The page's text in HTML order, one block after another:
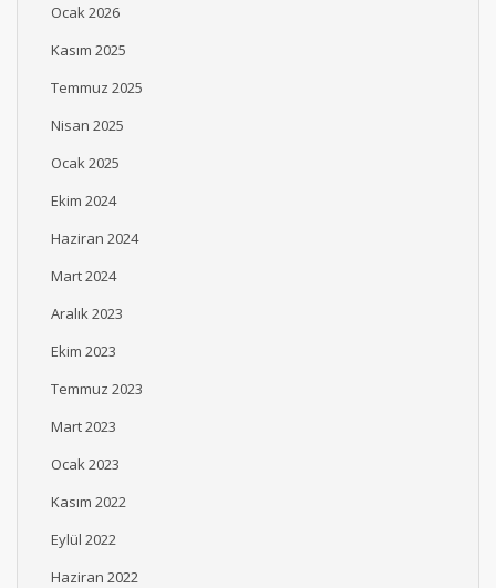
Ocak 2026
Kasım 2025
Temmuz 2025
Nisan 2025
Ocak 2025
Ekim 2024
Haziran 2024
Mart 2024
Aralık 2023
Ekim 2023
Temmuz 2023
Mart 2023
Ocak 2023
Kasım 2022
Eylül 2022
Haziran 2022